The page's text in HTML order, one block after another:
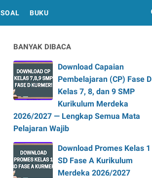
BUKU
BANYAK DIBACA
Download Capaian
Pembelajaran (CP) Fase D
Kelas 7, 8, dan 9 SMP
Kurikulum Merdeka
2026/2027 — Lengkap Semua Mata
Pelajaran Wajib
Download Promes Kelas 1
SD Fase A Kurikulum
Merdeka 2026/2027